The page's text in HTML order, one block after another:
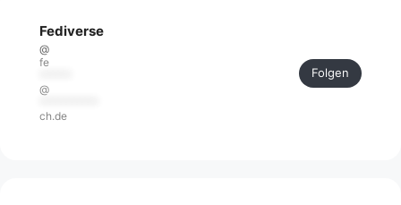
Fediverse
@
fe
@
ch.de
Folgen